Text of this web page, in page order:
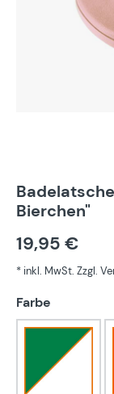
Bierchen"
19,95 €
* inkl. MwSt. Zzgl.
Farbe